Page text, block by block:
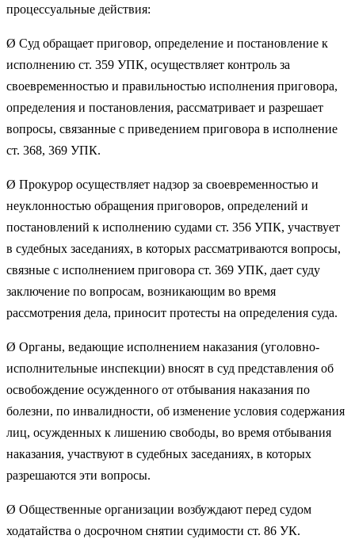
процессуальные действия:
Ø Суд обращает приговор, определение и постановление к
исполнению ст. 359 УПК, осуществляет контроль за
своевременностью и правильностью исполнения приговора,
определения и постановления, рассматривает и разрешает
вопросы, связанные с приведением приговора в исполнение
ст. 368, 369 УПК.
Ø Прокурор осуществляет надзор за своевременностью и
неуклонностью обращения приговоров, определений и
постановлений к исполнению судами ст. 356 УПК, участвует
в судебных заседаниях, в которых рассматриваются вопросы,
связные с исполнением приговора ст. 369 УПК, дает суду
заключение по вопросам, возникающим во время
рассмотрения дела, приносит протесты на определения суда.
Ø Органы, ведающие исполнением наказания (уголовно-
исполнительные инспекции) вносят в суд представления об
освобождение осужденного от отбывания наказания по
болезни, по инвалидности, об изменение условия содержания
лиц, осужденных к лишению свободы, во время отбывания
наказания, участвуют в судебных заседаниях, в которых
разрешаются эти вопросы.
Ø Общественные организации возбуждают перед судом
ходатайства о досрочном снятии судимости ст. 86 УК.